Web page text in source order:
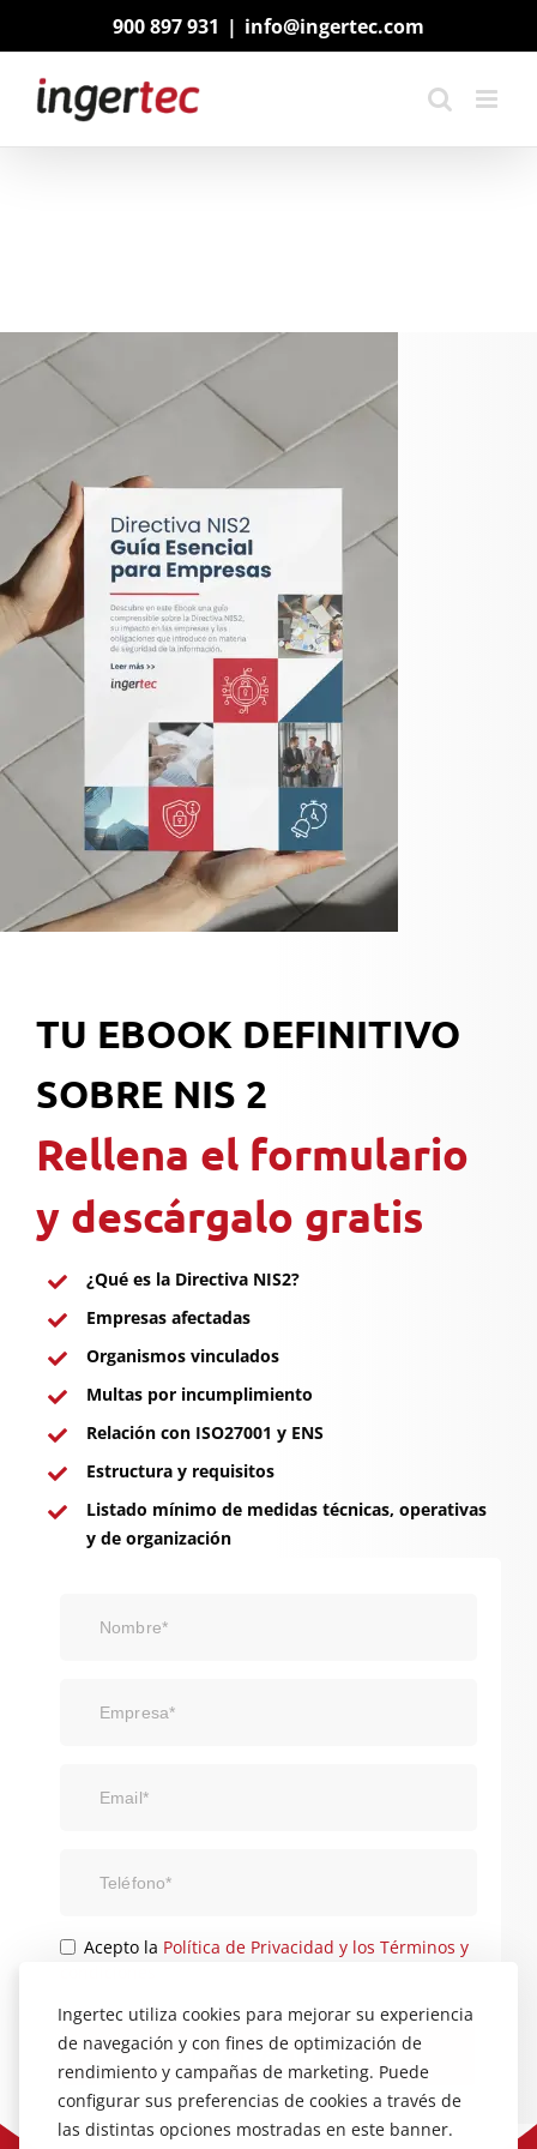
900 897 931 | info@ingertec.com
TU EBOOK DEFINITIVO
SOBRE NIS 2
Rellena el formulario
y descárgalo gratis
¿Qué es la Directiva NIS2?
Empresas afectadas
Organismos vinculados
Multas por incumplimiento
Relación con ISO27001 y ENS
Estructura y requisitos
Listado mínimo de medidas técnicas, operativas
y de organización
Nombre*
Empresa*
Email*
Teléfono*
Acepto la Política de Privacidad y los Términos y
Alternative:
Ingertec utiliza cookies para mejorar su experiencia
de navegación y con fines de optimización de
rendimiento y campañas de marketing. Puede
configurar sus preferencias de cookies a través de
las distintas opciones mostradas en este banner.